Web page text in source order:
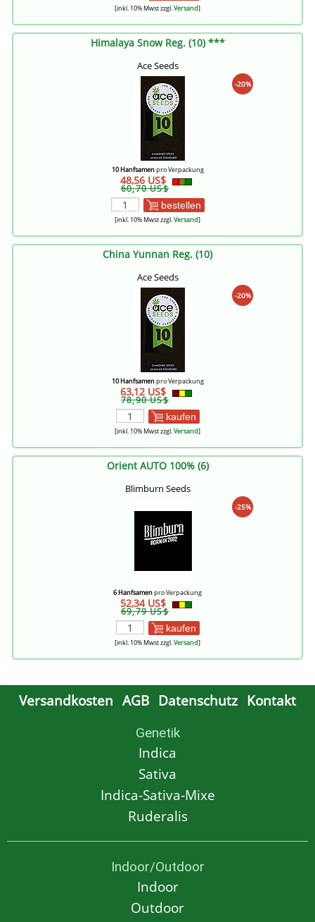
[inkl. 10% Mwst zzgl.Versand]
Himalaya Snow Reg. (10) ***
Ace Seeds
-20%
10 Hanfsamenpro Verpackung
48,56 US$
60,70 US$
bestellen
[inkl. 10% Mwst zzgl.Versand]
China Yunnan Reg. (10)
Ace Seeds
-20%
10 Hanfsamenpro Verpackung
63,12 US$
78,90 US$
kaufen
[inkl. 10% Mwst zzgl.Versand]
Orient AUTO 100% (6)
Blimburn Seeds
-25%
6 Hanfsamenpro Verpackung
52,34 US$
69,79 US$
kaufen
[inkl. 10% Mwst zzgl.Versand]
Versandkosten AGB Datenschutz Kontakt
Genetik
Indica
Sativa
Indica-Sativa-Mixe
Ruderalis
Indoor/Outdoor
Indoor
Outdoor